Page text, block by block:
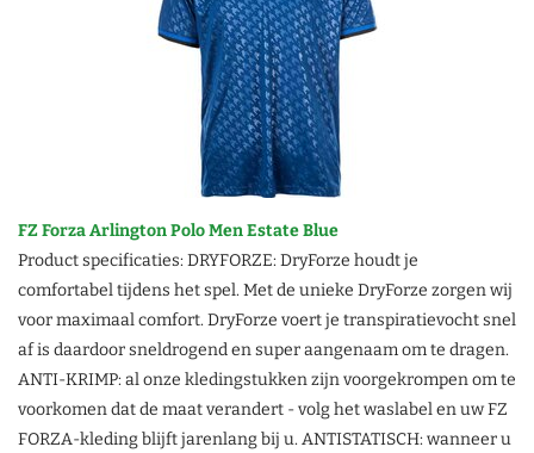
FZ Forza Arlington Polo Men Estate Blue
Product specificaties: DRYFORZE: DryForze houdt je
comfortabel tijdens het spel. Met de unieke DryForze zorgen wij
voor maximaal comfort. DryForze voert je transpiratievocht snel
af is daardoor sneldrogend en super aangenaam om te dragen.
ANTI-KRIMP: al onze kledingstukken zijn voorgekrompen om te
voorkomen dat de maat verandert - volg het waslabel en uw FZ
FORZA-kleding blijft jarenlang bij u. ANTISTATISCH: wanneer u